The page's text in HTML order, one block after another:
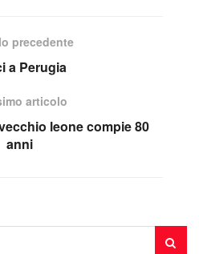
precedente
a Perugia
articolo
leone compie 80
anni